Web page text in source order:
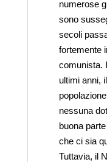
numerose
sono
secoli
fortemente
comunista.
ultimi anni,
nessuna
buona
che ci sia
Tuttavia, il